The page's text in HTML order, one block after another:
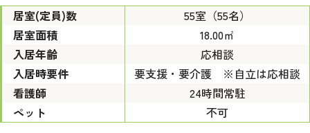
居室(定員)数
55室（55名）
居室面積
18.00㎡
入居年齢
応相談
入居時要件
要支援・要介護 ※自立は応相談
看護師
24時間常駐
ペット
不可